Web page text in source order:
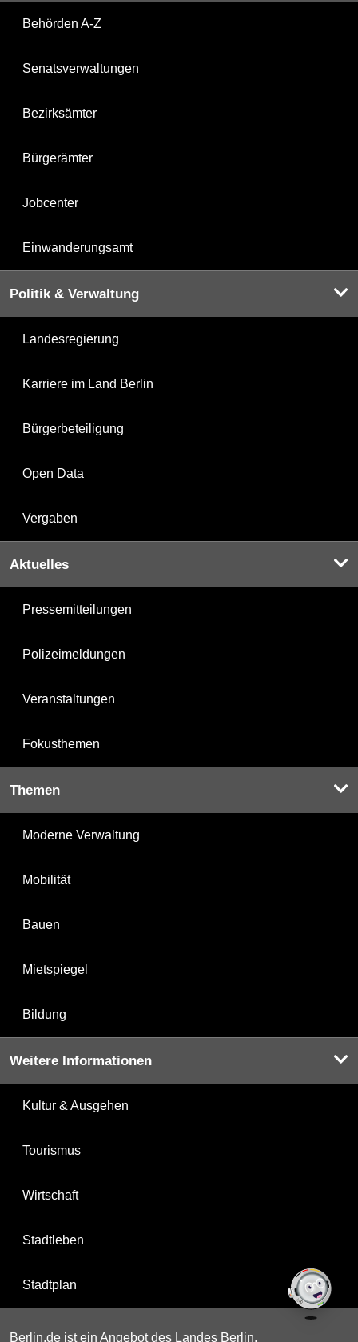
Behörden A-Z
Senatsverwaltungen
Bezirksämter
Bürgerämter
Jobcenter
Einwanderungsamt
Politik & Verwaltung
Landesregierung
Karriere im Land Berlin
Bürgerbeteiligung
Open Data
Vergaben
Aktuelles
Pressemitteilungen
Polizeimeldungen
Veranstaltungen
Fokusthemen
Themen
Moderne Verwaltung
Mobilität
Bauen
Mietspiegel
Bildung
Weitere Informationen
Kultur & Ausgehen
Tourismus
Wirtschaft
Stadtleben
Stadtplan
Berlin.de ist ein Angebot des Landes Berlin.